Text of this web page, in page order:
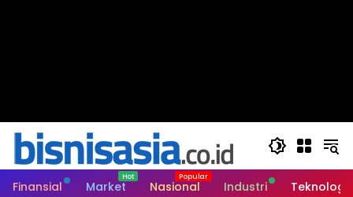
Finansial Market Nasional Industri Teknologi